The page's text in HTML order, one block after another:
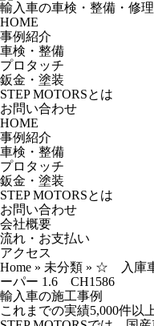
輸入車の車検・整備・修
HOME
事例紹介
車検・整備
プロタッチ
鈑金・塗装
STEP MOTORSとは
お問い合わせ
HOME
事例紹介
車検・整備
プロタッチ
鈑金・塗装
STEP MOTORSとは
お問い合わせ
会社概要
流れ・お支払い
アクセス
Home » 未分類 » ☆ 入庫
ーパー 1.6 CH1586
輸入車の施工事例
これまでの実績5,000件以